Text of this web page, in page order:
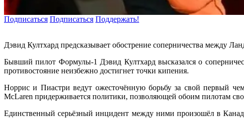
Подписаться Подписаться Поддержать!
Дэвид Култхард предсказывает обострение соперничества между
Бывший пилот Формулы-1 Дэвид Култхард высказался о
противостояние неизбежно достигнет точки кипения.
Норрис и Пиастри ведут ожесточённую борьбу за свой первый
McLaren придерживается политики, позволяющей обоим пилотам
Единственный серьёзный инцидент между ними произошёл в